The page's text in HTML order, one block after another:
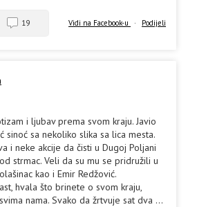
Vidi na Facebook-u · Podijeli
19
i ljubav prema svom kraju. Javio
sinoć sa nekoliko slika sa lica mesta.
i neke akcije da čisti u Dugoj Poljani
strmac. Veli da su mu se pridružili u
kao i Emir Redžović.
hvala što brinete o svom kraju,
nama. Svako da žrtvuje sat dva ...